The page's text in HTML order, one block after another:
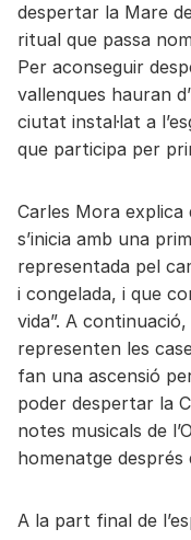
despertar la Mare
ritual que passa
Per aconseguir
vallenques hauran
ciutat instal·lat a
que participa per
Carles Mora
s’inicia amb una
representada pel
i congelada, i que
vida”. A
representen les
fan una ascensió
poder despertar la
notes musicals de
homenatge després
A la part final de